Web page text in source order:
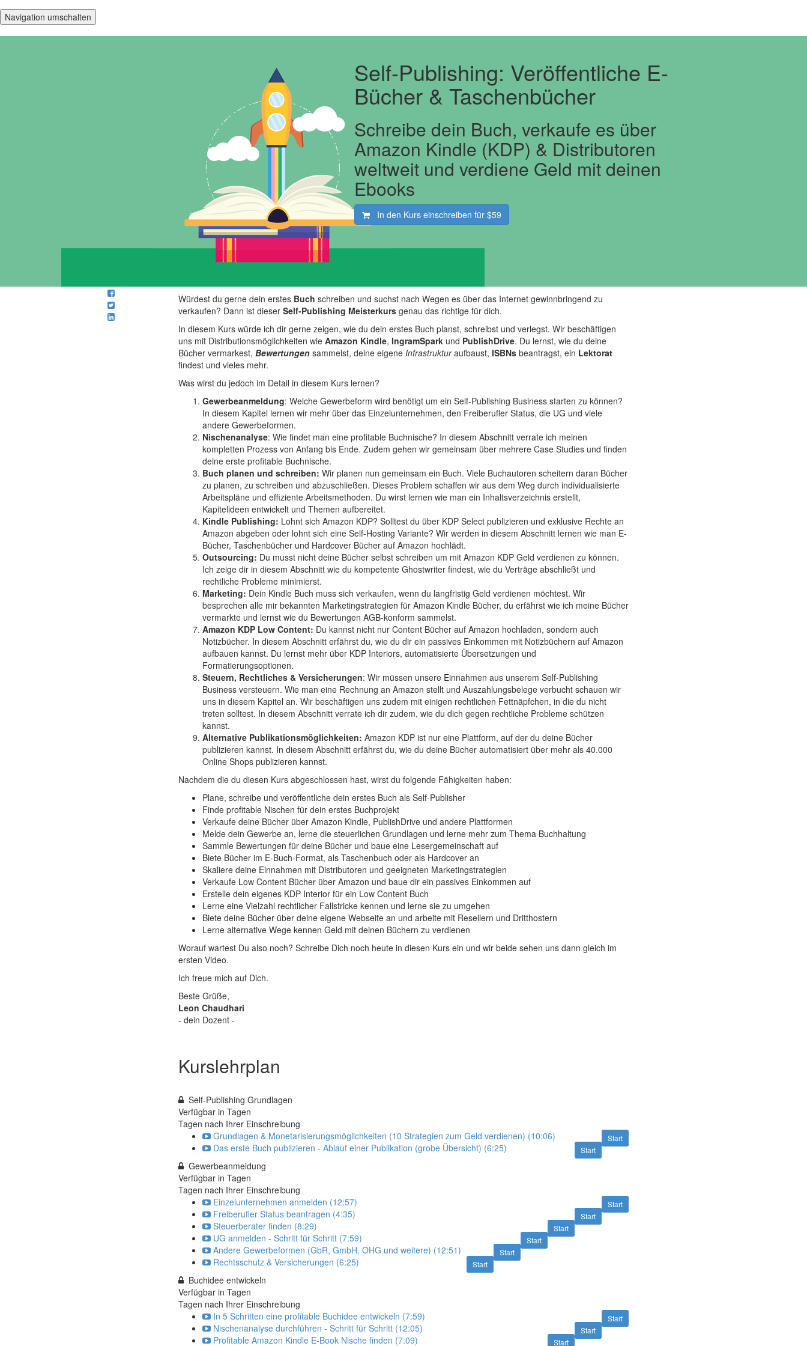
Navigation umschalten
Self-Publishing: Veröffentliche E-
Bücher & Taschenbücher
Schreibe dein Buch, verkaufe es über
Amazon Kindle (KDP) & Distributoren
weltweit und verdiene Geld mit deinen
Ebooks
In den Kurs einschreiben für $59
Würdest du gerne dein erstes Buch schreiben und suchst nach Wegen es über das Internet gewinnbringend zu
verkaufen? Dann ist dieser Self-Publishing Meisterkurs genau das richtige für dich.
In diesem Kurs würde ich dir gerne zeigen, wie du dein erstes Buch planst, schreibst und verlegst. Wir beschäftigen
uns mit Distributionsmöglichkeiten wie Amazon Kindle, IngramSpark und PublishDrive. Du lernst, wie du deine
Bücher vermarkest, Bewertungen sammelst, deine eigene Infrastrukturaufbaust, ISBNs beantragst, ein Lektorat
findest und vieles mehr.
Was wirst du jedoch im Detail in diesem Kurs lernen?
Gewerbeanmeldung: Welche Gewerbeform wird benötigt um ein Self-Publishing Business starten zu können?
In diesem Kapitel lernen wir mehr über das Einzelunternehmen, den Freiberufler Status, die UG und viele
andere Gewerbeformen.
Nischenanalyse: Wie findet man eine profitable Buchnische? In diesem Abschnitt verrate ich meinen
kompletten Prozess von Anfang bis Ende. Zudem gehen wir gemeinsam über mehrere Case Studies und finden
deine erste profitable Buchnische.
Buch planen und schreiben: Wir planen nun gemeinsam ein Buch. Viele Buchautoren scheitern daran Bücher
zu planen, zu schreiben und abzuschließen. Dieses Problem schaffen wir aus dem Weg durch individualisierte
Arbeitspläne und effiziente Arbeitsmethoden. Du wirst lernen wie man ein Inhaltsverzeichnis erstellt,
Kapitelideen entwickelt und Themen aufbereitet.
Kindle Publishing: Lohnt sich Amazon KDP? Solltest du über KDP Select publizieren und exklusive Rechte an
Amazon abgeben oder lohnt sich eine Self-Hosting Variante? Wir werden in diesem Abschnitt lernen wie man E-
Bücher, Taschenbücher und Hardcover Bücher auf Amazon hochlädt.
Outsourcing: Du musst nicht deine Bücher selbst schreiben um mit Amazon KDP Geld verdienen zu können.
Ich zeige dir in diesem Abschnitt wie du kompetente Ghostwriter findest, wie du Verträge abschließt und
rechtliche Probleme minimierst.
Marketing: Dein Kindle Buch muss sich verkaufen, wenn du langfristig Geld verdienen möchtest. Wir
besprechen alle mir bekannten Marketingstrategien für Amazon Kindle Bücher, du erfährst wie ich meine Bücher
vermarkte und lernst wie du Bewertungen AGB-konform sammelst.
Amazon KDP Low Content: Du kannst nicht nur Content Bücher auf Amazon hochladen, sondern auch
Notizbücher. In diesem Abschnitt erfährst du, wie du dir ein passives Einkommen mit Notizbüchern auf Amazon
aufbauen kannst. Du lernst mehr über KDP Interiors, automatisierte Übersetzungen und
Formatierungsoptionen.
Steuern, Rechtliches & Versicherungen: Wir müssen unsere Einnahmen aus unserem Self-Publishing
Business versteuern. Wie man eine Rechnung an Amazon stellt und Auszahlungsbelege verbucht schauen wir
uns in diesem Kapitel an. Wir beschäftigen uns zudem mit einigen rechtlichen Fettnäpfchen, in die du nicht
treten solltest. In diesem Abschnitt verrate ich dir zudem, wie du dich gegen rechtliche Probleme schützen
kannst.
Alternative Publikationsmöglichkeiten: Amazon KDP ist nur eine Plattform, auf der du deine Bücher
publizieren kannst. In diesem Abschnitt erfährst du, wie du deine Bücher automatisiert über mehr als 40.000
Online Shops publizieren kannst.
Nachdem die du diesen Kurs abgeschlossen hast, wirst du folgende Fähigkeiten haben:
Plane, schreibe und veröffentliche dein erstes Buch als Self-Publisher
Finde profitable Nischen für dein erstes Buchprojekt
Verkaufe deine Bücher über Amazon Kindle, PublishDrive und andere Plattformen
Melde dein Gewerbe an, lerne die steuerlichen Grundlagen und lerne mehr zum Thema Buchhaltung
Sammle Bewertungen für deine Bücher und baue eine Lesergemeinschaft auf
Biete Bücher im E-Buch-Format, als Taschenbuch oder als Hardcover an
Skaliere deine Einnahmen mit Distributoren und geeigneten Marketingstrategien
Verkaufe Low Content Bücher über Amazon und baue dir ein passives Einkommen auf
Erstelle dein eigenes KDP Interior für ein Low Content Buch
Lerne eine Vielzahl rechtlicher Fallstricke kennen und lerne sie zu umgehen
Biete deine Bücher über deine eigene Webseite an und arbeite mit Resellern und Dritthostern
Lerne alternative Wege kennen Geld mit deinen Büchern zu verdienen
Worauf wartest Du also noch? Schreibe Dich noch heute in diesen Kurs ein und wir beide sehen uns dann gleich im
ersten Video.
Ich freue mich auf Dich.
Beste Grüße,
Leon Chaudhari
- dein Dozent -
Kurslehrplan
Self-Publishing Grundlagen
Verfügbar in Tagen
Tagen nach Ihrer Einschreibung
Start
Grundlagen & Monetarisierungsmöglichkeiten (10 Strategien zum Geld verdienen) (10:06)
Start
Das erste Buch publizieren - Ablauf einer Publikation (grobe Übersicht) (6:25)
Gewerbeanmeldung
Verfügbar in Tagen
Tagen nach Ihrer Einschreibung
Start
Einzelunternehmen anmelden (12:57)
Start
Freiberufler Status beantragen (4:35)
Start
Steuerberater finden (8:29)
Start
UG anmelden - Schritt für Schritt (7:59)
Start
Andere Gewerbeformen (GbR, GmbH, OHG und weitere) (12:51)
Start
Rechtsschutz & Versicherungen (6:25)
Buchidee entwickeln
Verfügbar in Tagen
Tagen nach Ihrer Einschreibung
Start
In 5 Schritten eine profitable Buchidee entwickeln (7:59)
Start
Nischenanalyse durchführen - Schritt für Schritt (12:05)
Start
Profitable Amazon Kindle E-Book Nische finden (7:09)